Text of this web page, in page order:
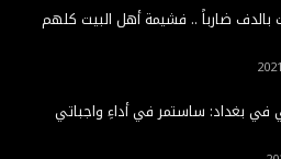
بالدف ضارباً .. فشيمة أهل البيت كلهم
في بغداد: ساستمر في أداءِ واجباتي